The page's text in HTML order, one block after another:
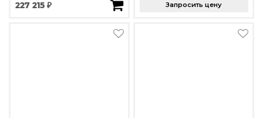
227 215 ₽ Запросить цену